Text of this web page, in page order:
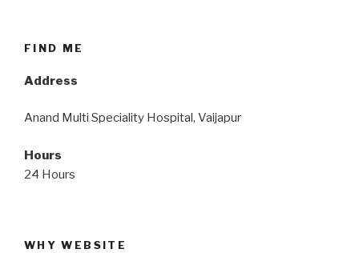
FIND ME
Address
Anand Multi Speciality Hospital, Vaijapur
Hours
24 Hours
WHY WEBSITE